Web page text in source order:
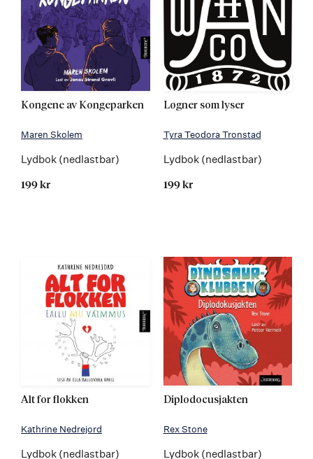
Kongene av Kongeparken
Maren Skolem
Lydbok (nedlastbar)
199 kr
Løgner som lyser
Tyra Teodora Tronstad
Lydbok (nedlastbar)
199 kr
Alt for flokken
Kathrine Nedrejord
Lydbok (nedlastbar)
Diplodocusjakten
Rex Stone
Lydbok (nedlastbar)